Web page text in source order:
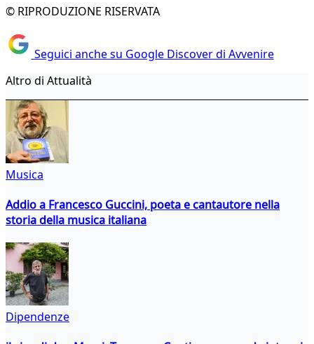
© RIPRODUZIONE RISERVATA
Seguici anche su Google Discover di Avvenire
Altro di Attualità
Musica
Addio a Francesco Guccini, poeta e cantautore nella
storia della musica italiana
Dipendenze